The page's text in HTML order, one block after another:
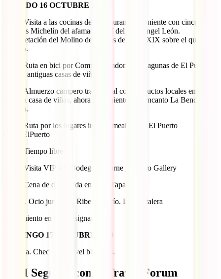
SÁBADO 16 OCTUBRE 2019
09.00 Visita a las cocinas del Restaurante Aponiente con cinco
estrellas Michelín del afamado chef del mar Ángel León.
Interpretación del Molino de mareas del siglo XIX sobre el que está
situado.
11.15 Ruta en bici por Complejo endorreico Lagunas de El Puerto y
ruta de antiguas casas de viñas.
13.30 Almuerzo campero tradicional con productos locales en
antigua casa de viñas, ahora alojamiento con encanto La Bendita
Locura.
17.00 Ruta por los lugares instagrameables de El Puerto
#InstaElPuerto
18.30 Tiempo libre
20.00 Visita VIP a la Bodega Osborne y a Toro Gallery
21.30 Cena de despedida en Toro Tapas
Noche. Ocio junto a la Ribera del río. La Cristalera
Alojamiento en hotel asignado
DOMINGO 17 OCTUBRE 2019
Mañana. Check out travel bloggers.
IATI Seguros con el Travel Forum